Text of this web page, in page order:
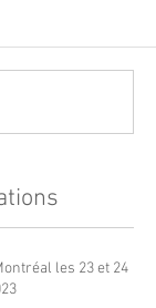
les 23 et 24